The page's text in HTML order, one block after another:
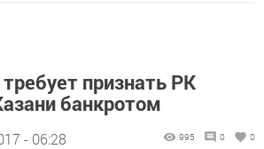
признать РК
банкротом
- 06:28 995 0 0